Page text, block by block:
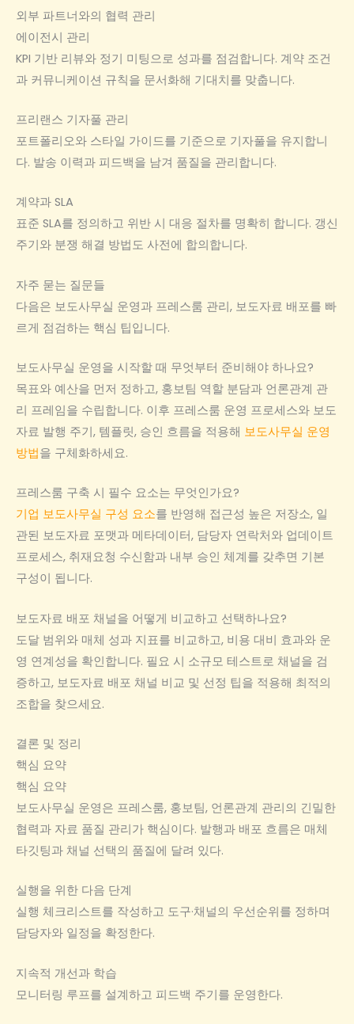
외부 파트너와의 협력 관리
에이전시 관리
KPI 기반 리뷰와 정기 미팅으로 성과를 점검합니다. 계약 조건
과 커뮤니케이션 규칙을 문서화해 기대치를 맞춥니다.
프리랜스 기자풀 관리
포트폴리오와 스타일 가이드를 기준으로 기자풀을 유지합니
다. 발송 이력과 피드백을 남겨 품질을 관리합니다.
계약과 SLA
표준 SLA를 정의하고 위반 시 대응 절차를 명확히 합니다. 갱신
주기와 분쟁 해결 방법도 사전에 합의합니다.
자주 묻는 질문들
다음은 보도사무실 운영과 프레스룸 관리, 보도자료 배포를 빠
르게 점검하는 핵심 팁입니다.
보도사무실 운영을 시작할 때 무엇부터 준비해야 하나요?
목표와 예산을 먼저 정하고, 홍보팀 역할 분담과 언론관계 관
리 프레임을 수립합니다. 이후 프레스룸 운영 프로세스와 보도
자료 발행 주기, 템플릿, 승인 흐름을 적용해 보도사무실 운영
방법을 구체화하세요.
프레스룸 구축 시 필수 요소는 무엇인가요?
기업 보도사무실 구성 요소를 반영해 접근성 높은 저장소, 일
관된 보도자료 포맷과 메타데이터, 담당자 연락처와 업데이트
프로세스, 취재요청 수신함과 내부 승인 체계를 갖추면 기본
구성이 됩니다.
보도자료 배포 채널을 어떻게 비교하고 선택하나요?
도달 범위와 매체 성과 지표를 비교하고, 비용 대비 효과와 운
영 연계성을 확인합니다. 필요 시 소규모 테스트로 채널을 검
증하고, 보도자료 배포 채널 비교 및 선정 팁을 적용해 최적의
조합을 찾으세요.
결론 및 정리
핵심 요약
핵심 요약
보도사무실 운영은 프레스룸, 홍보팀, 언론관계 관리의 긴밀한
협력과 자료 품질 관리가 핵심이다. 발행과 배포 흐름은 매체
타깃팅과 채널 선택의 품질에 달려 있다.
실행을 위한 다음 단계
실행 체크리스트를 작성하고 도구·채널의 우선순위를 정하며
담당자와 일정을 확정한다.
지속적 개선과 학습
모니터링 루프를 설계하고 피드백 주기를 운영한다.